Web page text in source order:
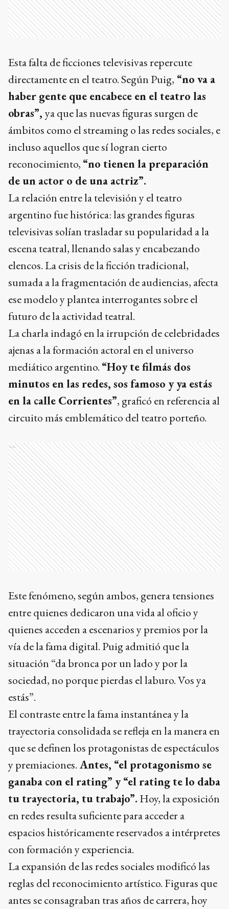
Esta falta de ficciones televisivas repercute
directamente en el teatro. Según Puig, “no va a
haber gente que encabece en el teatro las
obras”, ya que las nuevas figuras surgen de
ámbitos como el streaming o las redes sociales, e
incluso aquellos que sí logran cierto
reconocimiento, “no tienen la preparación
de un actor o de una actriz”.
La relación entre la televisión y el teatro
argentino fue histórica: las grandes figuras
televisivas solían trasladar su popularidad a la
escena teatral, llenando salas y encabezando
elencos. La crisis de la ficción tradicional,
sumada a la fragmentación de audiencias, afecta
ese modelo y plantea interrogantes sobre el
futuro de la actividad teatral.
La charla indagó en la irrupción de celebridades
ajenas a la formación actoral en el universo
mediático argentino. “Hoy te filmás dos
minutos en las redes, sos famoso y ya estás
en la calle Corrientes”, graficó en referencia al
circuito más emblemático del teatro porteño.
Ads
Este fenómeno, según ambos, genera tensiones
entre quienes dedicaron una vida al oficio y
quienes acceden a escenarios y premios por la
vía de la fama digital. Puig admitió que la
situación “da bronca por un lado y por la
sociedad, no porque pierdas el laburo. Vos ya
estás”.
El contraste entre la fama instantánea y la
trayectoria consolidada se refleja en la manera en
que se definen los protagonistas de espectáculos
y premiaciones. Antes, “el protagonismo se
ganaba con el rating” y “el rating te lo daba
tu trayectoria, tu trabajo”. Hoy, la exposición
en redes resulta suficiente para acceder a
espacios históricamente reservados a intérpretes
con formación y experiencia.
La expansión de las redes sociales modificó las
reglas del reconocimiento artístico. Figuras que
antes se consagraban tras años de carrera, hoy